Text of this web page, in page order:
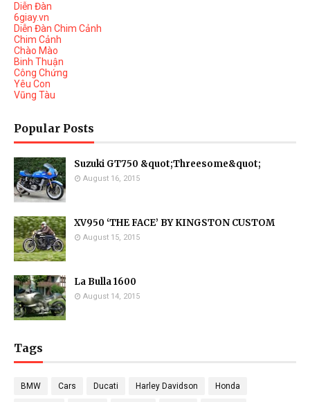
Diễn Đàn
6giay.vn
Diễn Đàn Chim Cảnh
Chim Cảnh
Chào Mào
Binh Thuận
Công Chứng
Yêu Con
Vũng Tàu
Popular Posts
Suzuki GT750 &quot;Threesome&quot;
August 16, 2015
XV950 ‘THE FACE’ BY KINGSTON CUSTOM
August 15, 2015
La Bulla 1600
August 14, 2015
Tags
BMW Cars Ducati Harley Davidson Honda